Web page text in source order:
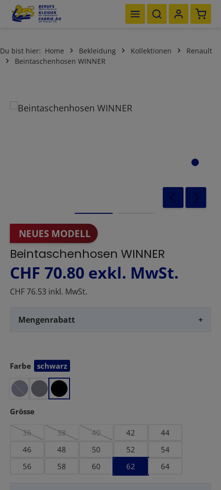
Zum Hauptinhalt springen
Du bist hier: Home Bekleidung Kollektionen
Renault
Beintaschenhosen WINNER
Bildergalerie überspringen
NEUES MODELL
Beintaschenhosen WINNER
CHF 70.80 exkl. MwSt.
CHF 76.53 inkl. MwSt.
Mengenrabatt +
Farbe
auswählenschwarz
k
e
l
b
a
Grösse
36
(Diese Option ist zurzeit nicht verfügbar.)
38
(Diese Option ist zurzeit nicht verfügbar.)
40
(Diese Option ist zurzeit nicht verfügbar.)
42
44
46
48 50 52
54
56
58 60 62 64